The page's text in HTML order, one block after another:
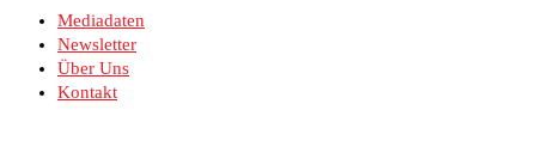
Mediadaten
Newsletter
Über Uns
Kontakt